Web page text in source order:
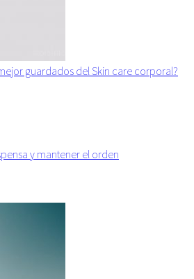
guardados del Skin care corporal?
y mantener el orden